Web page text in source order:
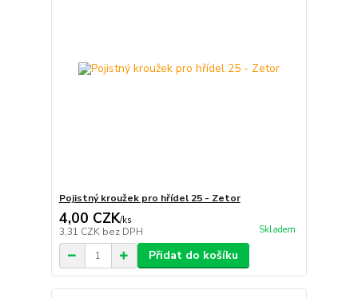
Pojistný kroužek pro hřídel 25 - Zetor
4,00 CZK/ks
3,31 CZK bez DPH Skladem
Přidat do košíku